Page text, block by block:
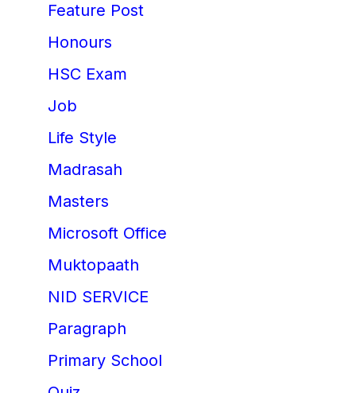
Feature Post
Honours
HSC Exam
Job
Life Style
Madrasah
Masters
Microsoft Office
Muktopaath
NID SERVICE
Paragraph
Primary School